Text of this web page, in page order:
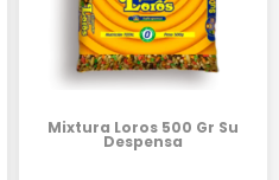
Mixtura Loros 500 Gr Su
Despensa